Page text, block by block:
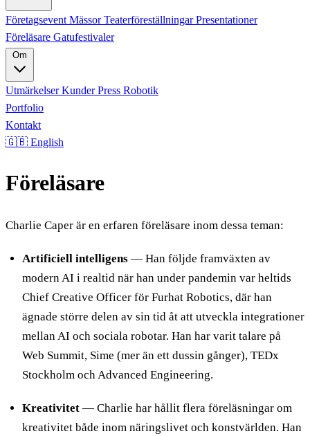
Företagsevent MässorTeaterföreställningarPresentationer
Föreläsare Gatufestivaler
UtmärkelserKunderPress Robotik
Portfolio
Kontakt
🇬🇧 English
Föreläsare
Charlie Caper är en erfaren föreläsare inom dessa teman:
Artificiell intelligens — Han följde framväxten av
modern AI i realtid när han under pandemin var heltids
Chief Creative Officer för Furhat Robotics, där han
ägnade större delen av sin tid åt att utveckla integrationer
mellan AI och sociala robotar. Han har varit talare på
Web Summit, Sime (mer än ett dussin gånger), TEDx
Stockholm och Advanced Engineering.
Kreativitet — Charlie har hållit flera föreläsningar om
kreativitet både inom näringslivet och konstvärlden. Han